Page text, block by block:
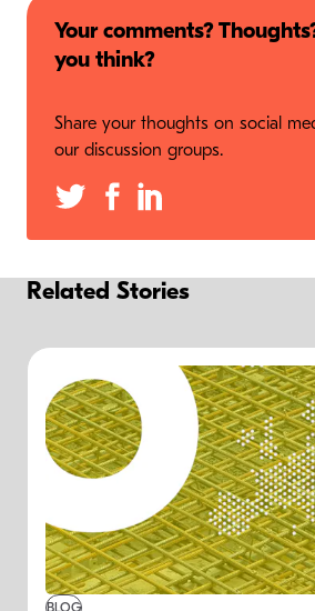
Your comments?
you think?
Share your thoughts on social
our discussion groups.
Related Stories